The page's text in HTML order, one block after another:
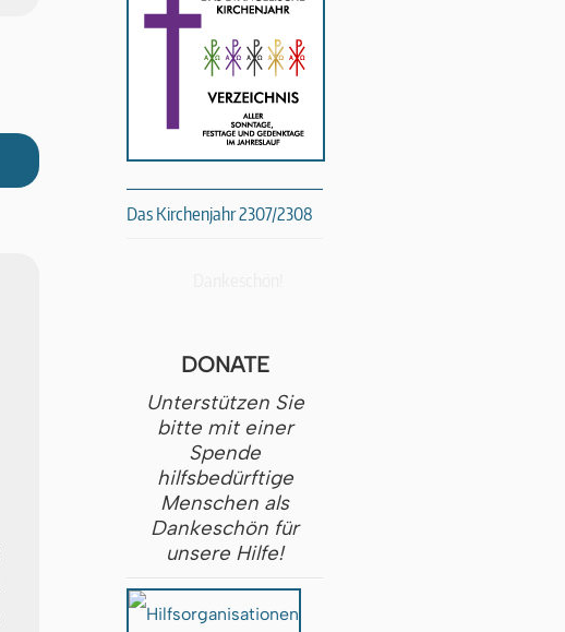
Das Kirchenjahr 2307/2308
DONATE
Unterstützen Sie
bitte mit einer
Spende
hilfsbedürftige
Menschen als
Dankeschön für
unsere Hilfe!